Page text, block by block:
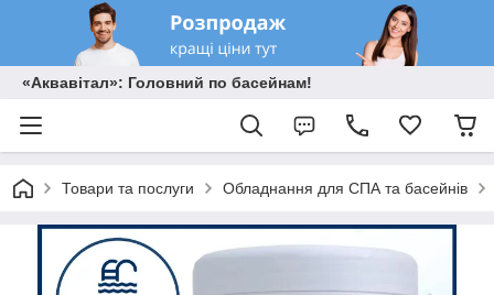
«Аквавітал»: Головний по басейнам!
Товари та послуги Обладнання для СПА та басейнів